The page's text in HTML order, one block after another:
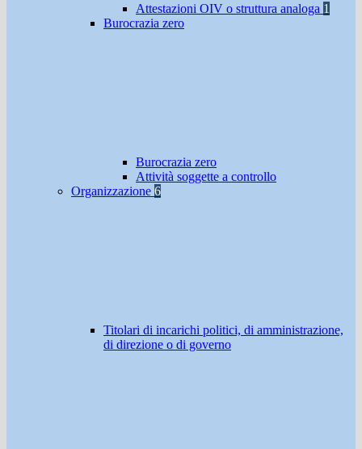
Attestazioni OIV o struttura analoga 1
Burocrazia zero
Burocrazia zero
Attività soggette a controllo
Organizzazione 6
Titolari di incarichi politici, di amministrazione,
di direzione o di governo